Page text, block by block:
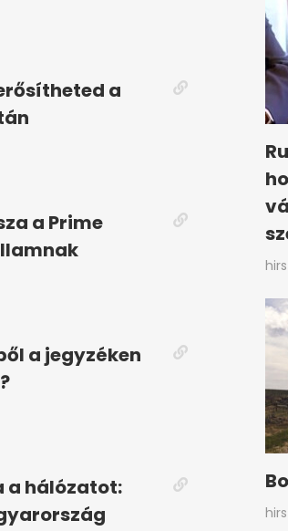
a
a Prime
a jegyzéken
a hálózatot: